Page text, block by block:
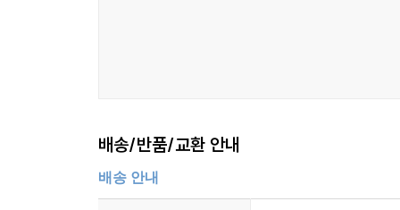
가공 식재료_라면땅
구황작물_감자샐러드
곡물_노밀가루 다이어트빵
배송/반품/교환 안내
배송 안내